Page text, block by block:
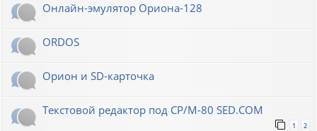
Онлайн-эмулятор Ориона-128
ORDOS
Орион и SD-карточка
Текстовой редактор под CP/M-80 SED.COM
1 2